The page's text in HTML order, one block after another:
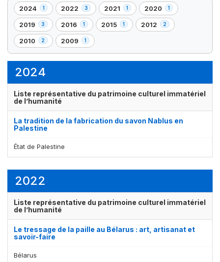
2024 1
,
1
élément(s)
2022 3
,
3
élément(s)
2021 1
,
1
élément(s)
2020 1
,
1
élément(s)
2019 3
,
3
élément(s)
2016 1
,
1
élément(s)
2015 1
,
2012 2
,
2010 2
,
2
2009 1
,
1
2024
Liste représentative du patrimoine culturel immatériel
de l’humanité
La tradition de la fabrication du savon Nablus en
Palestine
État de Palestine
2022
Liste représentative du patrimoine culturel immatériel
de l’humanité
Le tressage de la paille au Bélarus : art, artisanat et
savoir-faire
Bélarus